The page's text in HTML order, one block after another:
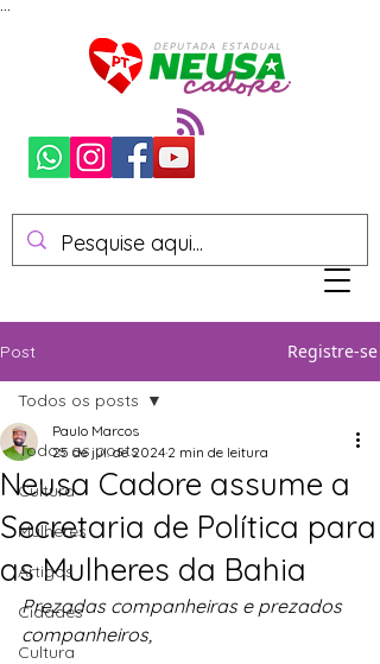
Post Registre-se
Todos os posts
Cultura
Mulheres
Artigos
Cidades
Cultura
Todos os posts
Neusa Cadore assume a
Secretaria de Política para
as Mulheres da Bahia
Paulo Marcos
25 de jul. de 2024 2 min de leitura
Prezadas companheiras e prezados
companheiros,